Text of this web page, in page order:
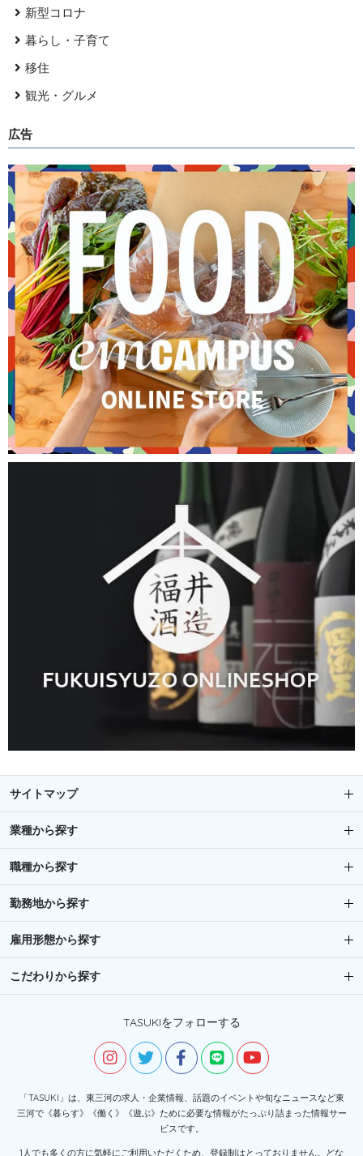
新型コロナ
暮らし・子育て
移住
観光・グルメ
広告
サイトマップ
業種から探す
職種から探す
勤務地から探す
雇用形態から探す
こだわりから探す
TASUKIをフォローする
「TASUKI」は、東三河の求人・企業情報、話題のイベントや旬なニュースなど東
三河で《暮らす》《働く》《遊ぶ》ために必要な情報がたっぷり詰まった情報サー
ビスです。
1人でも多くの方に気軽にご利用いただくため、登録制はとっておりません。どな